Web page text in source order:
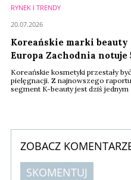
RYNEK I TRENDY
Koreańskie marki
Europa Zachodnia
Koreańskie kosmetyki przestały
pielęgnacji. Z najnowszego
segment K-beauty jest dziś
20.07.2026
ZOBACZ
SKOMENTUJ